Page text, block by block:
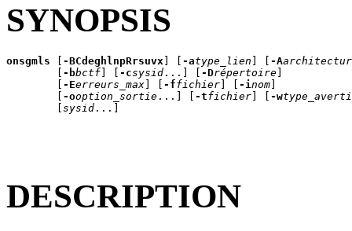
SYNOPSIS
onsgmls [ -BCdeghlnpRrsuvx ] [ -atype_lien ] [ -A
        [
-bbctf] [ -csysid ...] [ -Drépertoire]
        [
-Eerreurs_max] [ -ffichier] [ -i nom]
        [
-ooption_sortie ...] [ -tfichier] [ -w
        [
sysid
DESCRIPTION